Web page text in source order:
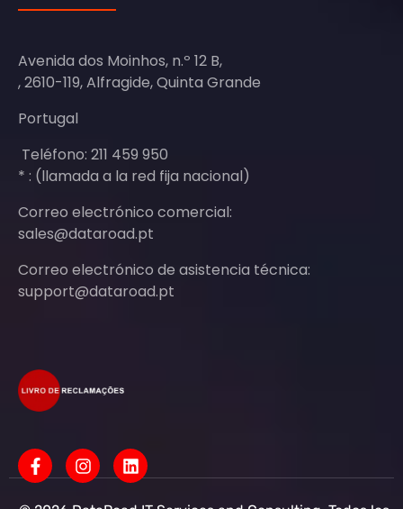
Avenida dos Moinhos, n.º 12 B,
, 2610-119, Alfragide, Quinta Grande
Portugal
Teléfono: 211 459 950
* : (llamada a la red fija nacional)
Correo electrónico comercial:
sales@dataroad.pt
Correo electrónico de asistencia técnica:
support@dataroad.pt